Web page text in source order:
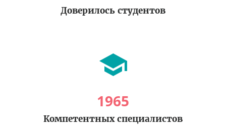
Доверилось студентов
1965
Компетентных специалистов